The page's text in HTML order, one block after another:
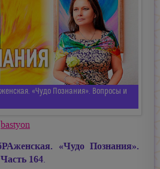
«Чудо Познания». Вопросы и
bastyon
«Чудо Познания».
164.